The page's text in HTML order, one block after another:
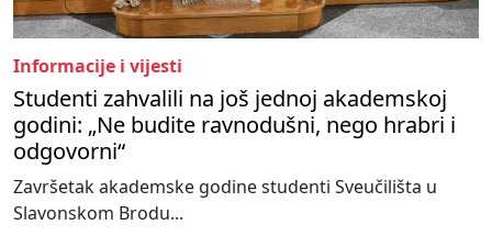
Informacije i vijesti
Studenti zahvalili na još jednoj akademskoj
godini: „Ne budite ravnodušni, nego hrabri i
odgovorni“
Završetak akademske godine studenti Sveučilišta u
Slavonskom Brodu...